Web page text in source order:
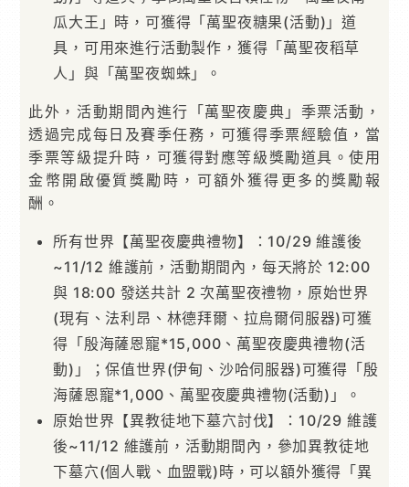
瓜大王」時，可獲得「萬聖夜糖果(活動)」道
具，可用來進行活動製作，獲得「萬聖夜稻草
人」與「萬聖夜蜘蛛」。
此外，活動期間內進行「萬聖夜慶典」季票活動，
透過完成每日及賽季任務，可獲得季票經驗值，當
季票等級提升時，可獲得對應等級獎勵道具。使用
金幣開啟優質獎勵時，可額外獲得更多的獎勵報
酬。
所有世界【萬聖夜慶典禮物】：10/29 維護後
~11/12 維護前，活動期間內，每天將於 12:00
與 18:00 發送共計 2 次萬聖夜禮物，原始世界
(現有、法利昂、林德拜爾、拉烏爾伺服器)可獲
得「殷海薩恩寵*15,000、萬聖夜慶典禮物(活
動)」；保值世界(伊甸、沙哈伺服器)可獲得「殷
海薩恩寵*1,000、萬聖夜慶典禮物(活動)」。
原始世界【異教徒地下墓穴討伐】：10/29 維護
後~11/12 維護前，活動期間內，參加異教徒地
下墓穴(個人戰、血盟戰)時，可以額外獲得「異